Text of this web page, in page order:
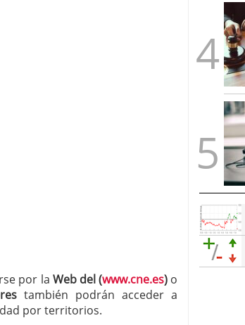
por la Web del (www.cne.es) o
también podrán acceder a
por territorios.